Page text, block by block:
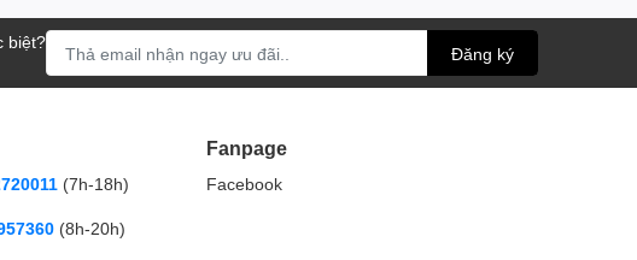
biệt?
Đăng ký
(7h-18h)
(8h-20h)
Fanpage
Facebook